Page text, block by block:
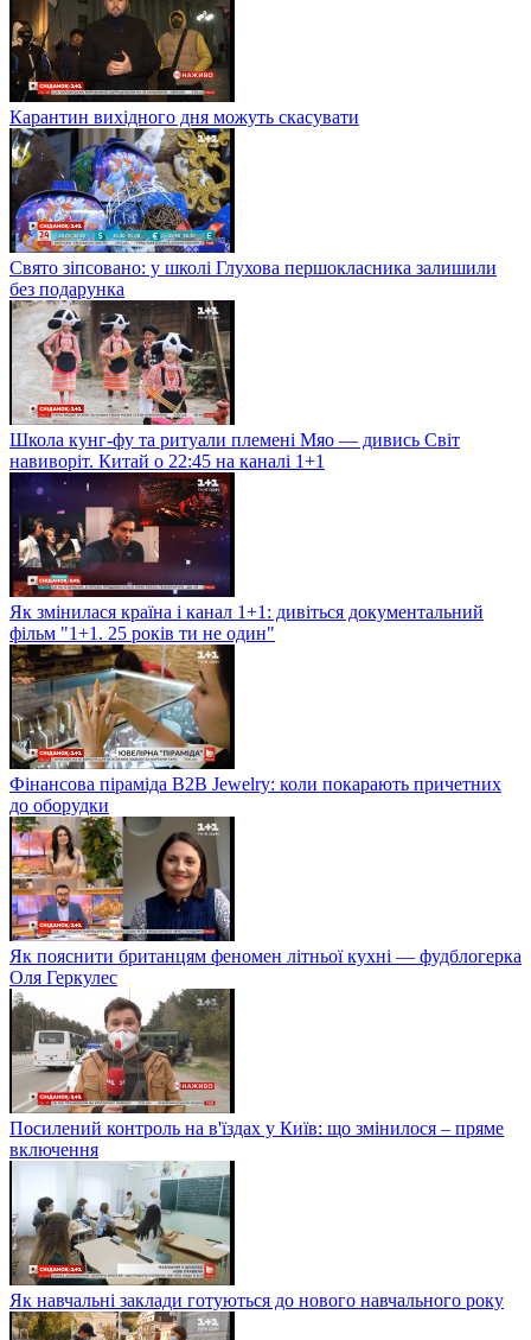
Карантин вихідного дня можуть скасувати
Свято зіпсовано: у школі Глухова першокласника залишили
без подарунка
Школа кунг-фу та ритуали племені Мяо — дивись Світ
навиворіт. Китай о 22:45 на каналі 1+1
Як змінилася країна і канал 1+1: дивіться документальний
фільм "1+1. 25 років ти не один"
Фінансова піраміда B2B Jewelry: коли покарають причетних
до оборудки
Як пояснити британцям феномен літньої кухні — фудблогерка
Оля Геркулес
Посилений контроль на в'їздах у Київ: що змінилося – пряме
включення
Як навчальні заклади готуються до нового навчального року